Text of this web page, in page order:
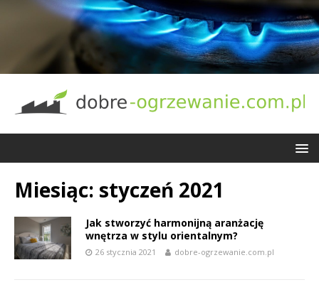
Miesiąc: styczeń 2021
Jak stworzyć harmonijną aranżację
wnętrza w stylu orientalnym?
26 stycznia 2021 dobre-ogrzewanie.com.pl